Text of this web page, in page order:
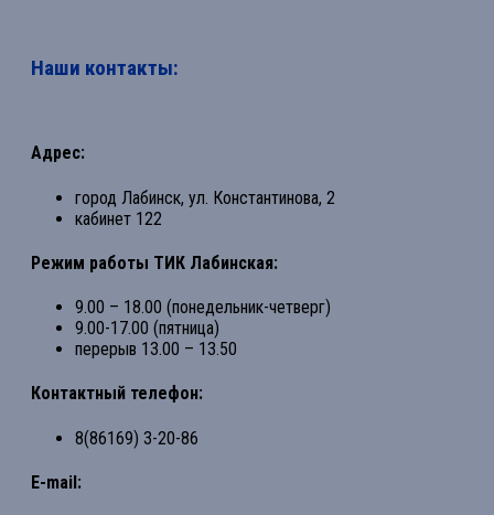
Наши контакты:
Адрес:
город Лабинск, ул. Константинова, 2
кабинет 122
Режим работы ТИК Лабинская:
9.00 – 18.00 (понедельник-четверг)
9.00-17.00 (пятница)
перерыв 13.00 – 13.50
Контактный телефон:
8(86169) 3-20-86
E-mail: